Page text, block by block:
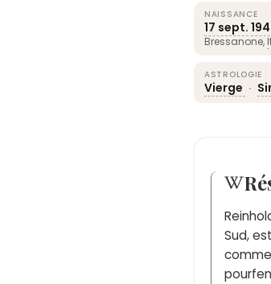
NAISSANCE
17 sept.
Bressanone,
ASTROLOGIE
Vierge ·
Sud,